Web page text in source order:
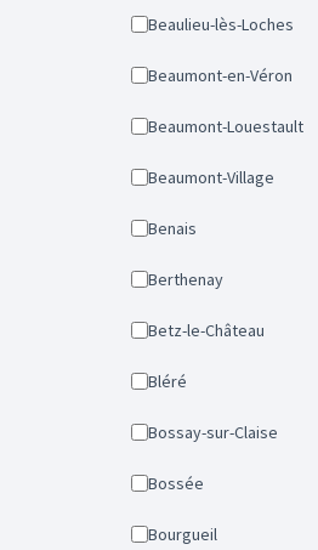
Beaulieu-lès-Loches
Beaumont-en-Véron
Beaumont-Louestault
Beaumont-Village
Benais
Berthenay
Betz-le-Château
Bléré
Bossay-sur-Claise
Bossée
Bourgueil